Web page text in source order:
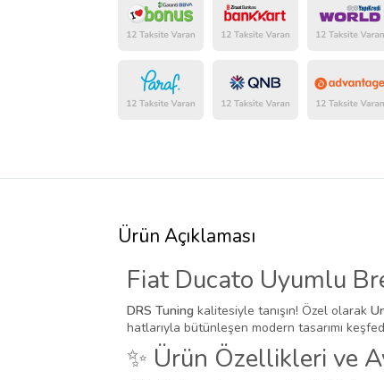
Ürün Açıklaması
Fiat Ducato Uyumlu
DRS Tuning kalitesiyle tanışın! Özel olarak
hatlarıyla bütünleşen modern tasarımı
✨ Ürün Özellikleri ve